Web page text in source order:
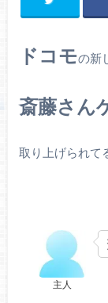
ドコモの新
斎藤さん
取り上げられて
主人